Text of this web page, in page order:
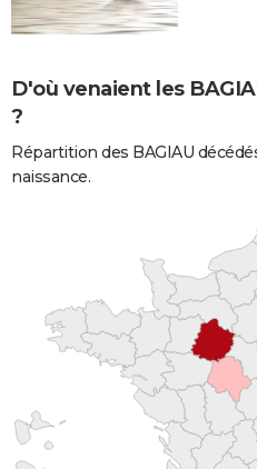
D'où venaient les
?
Répartition des BAGIAU
naissance.